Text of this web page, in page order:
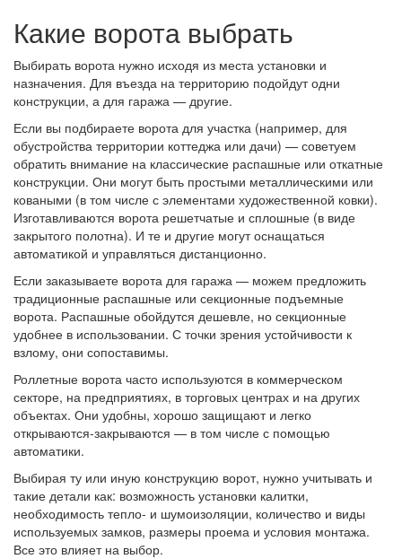
Какие ворота выбрать
Выбирать ворота нужно исходя из места установки и
назначения. Для въезда на территорию подойдут одни
конструкции, а для гаража — другие.
Если вы подбираете ворота для участка (например, для
обустройства территории коттеджа или дачи) — советуем
обратить внимание на классические распашные или откатные
конструкции. Они могут быть простыми металлическими или
коваными (в том числе с элементами художественной ковки).
Изготавливаются ворота решетчатые и сплошные (в виде
закрытого полотна). И те и другие могут оснащаться
автоматикой и управляться дистанционно.
Если заказываете ворота для гаража — можем предложить
традиционные распашные или секционные подъемные
ворота. Распашные обойдутся дешевле, но секционные
удобнее в использовании. С точки зрения устойчивости к
взлому, они сопоставимы.
Роллетные ворота часто используются в коммерческом
секторе, на предприятиях, в торговых центрах и на других
объектах. Они удобны, хорошо защищают и легко
открываются-закрываются — в том числе с помощью
автоматики.
Выбирая ту или иную конструкцию ворот, нужно учитывать и
такие детали как: возможность установки калитки,
необходимость тепло- и шумоизоляции, количество и виды
используемых замков, размеры проема и условия монтажа.
Все это влияет на выбор.